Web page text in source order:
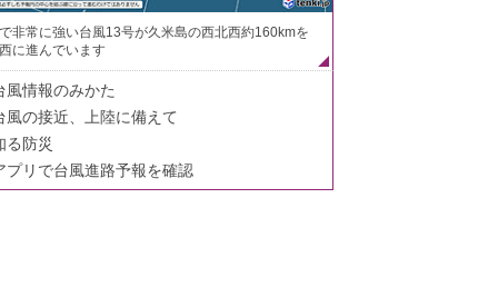
非常に強い台風13号が久米島の西北西約160kmを
に進んでいます
風情報のみかた
風の接近、上陸に備えて
る防災
プリで台風進路予報を確認